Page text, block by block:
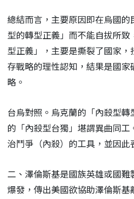
總結而言，主要原因即在烏國的
型的轉型正義」而不能自拔所致
型正義」，主要是撕裂了國家，
存戰略的理性認知，結果是國家
略。
台烏對照。烏克蘭的「內殺型
的「內殺型台獨」堪謂異曲同工
治鬥爭（內殺）的工具，並因此
二、澤倫斯基是國族英雄或國難
爆發，傳出美國欲協助澤倫斯基